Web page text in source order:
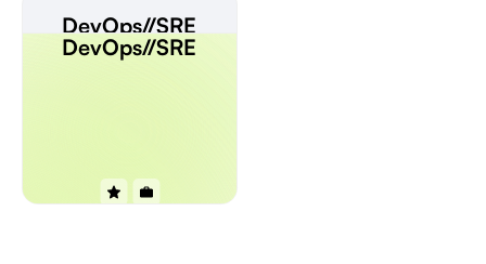
DevOps//SRE
DevOps//SRE